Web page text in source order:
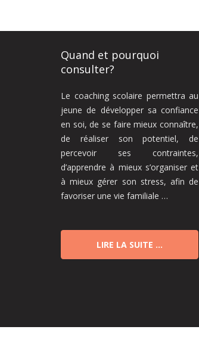
Quand et pourquoi
consulter?
Le coaching scolaire permettra au
jeune de développer sa confiance
en soi, de se faire mieux connaître,
de réaliser son potentiel, de
percevoir ses contraintes,
d’apprendre à mieux s’organiser et
à mieux gérer son stress, afin de
favoriser une vie familiale …
LIRE LA SUITE …